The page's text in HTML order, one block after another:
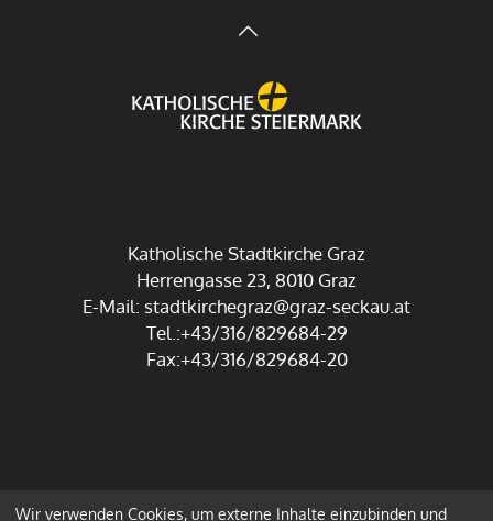
Katholische Stadtkirche Graz
Herrengasse 23, 8010 Graz
E-Mail: stadtkirchegraz@graz-seckau.at
Tel.:+43/316/829684-29
Fax:+43/316/829684-20
Wir verwenden Cookies, um externe Inhalte einzubinden und